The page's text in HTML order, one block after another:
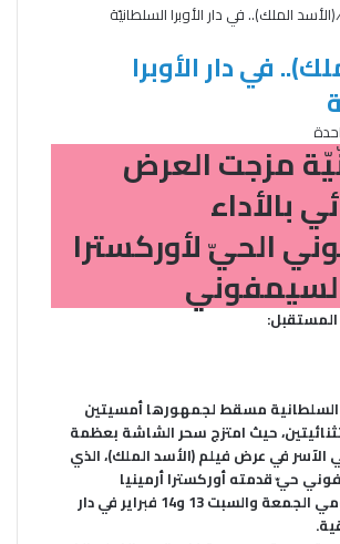
/(الأسد الملك).. في دار الأوبرا السلطانيّة
في دار الأوبرا
مزجت العرض
بالأداء
الحيّ لأوركسترا
السيمفوني
السلطانية مسقط لجمهورها أمسيتين
حيث امتزج سحر الشاشة بعظمة
الآسر في عرض فيلم (الأسد الملك)، الذي
حيّ قدمته أوركسترا أرمينيا
السيمفونية، يومي الجمعة والسبت 13 و14 فبراير في دار
.